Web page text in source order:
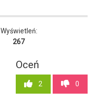
Wyświetleń:
267
Oceń
2 0